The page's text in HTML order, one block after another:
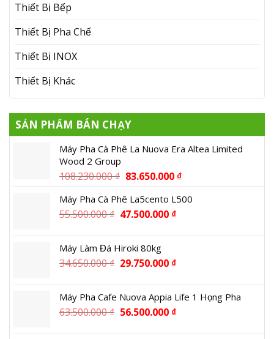
Thiết Bị Bếp
Thiết Bị Pha Chế
Thiết Bị INOX
Thiết Bị Khác
SẢN PHẨM BÁN CHẠY
Máy Pha Cà Phê La Nuova Era Altea Limited
Wood 2 Group
108.230.000₫ 83.650.000 ₫
Máy Pha Cà Phê La5cento L500
55.500.000₫ 47.500.000 ₫
Máy Làm Đá Hiroki 80kg
34.650.000₫ 29.750.000 ₫
Máy Pha Cafe Nuova Appia Life 1 Họng Pha
63.500.000₫ 56.500.000 ₫